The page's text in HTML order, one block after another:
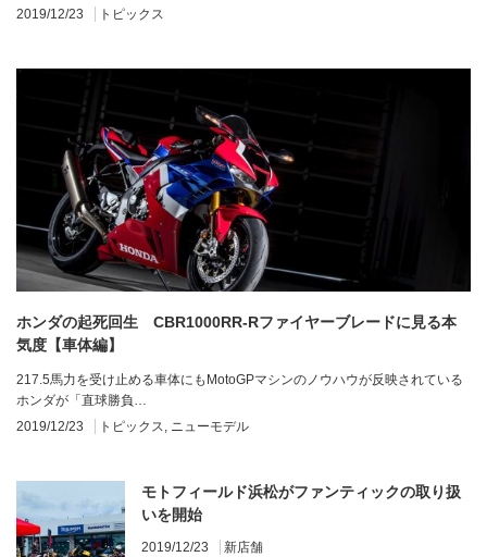
2019/12/23
トピックス
ホンダの起死回生 CBR1000RR-Rファイヤーブレードに見る本
気度【車体編】
217.5馬力を受け止める車体にもMotoGPマシンのノウハウが反映されている
ホンダが「直球勝負…
2019/12/23
トピックス, ニューモデル
モトフィールド浜松がファンティックの取り扱
いを開始
2019/12/23 新店舗